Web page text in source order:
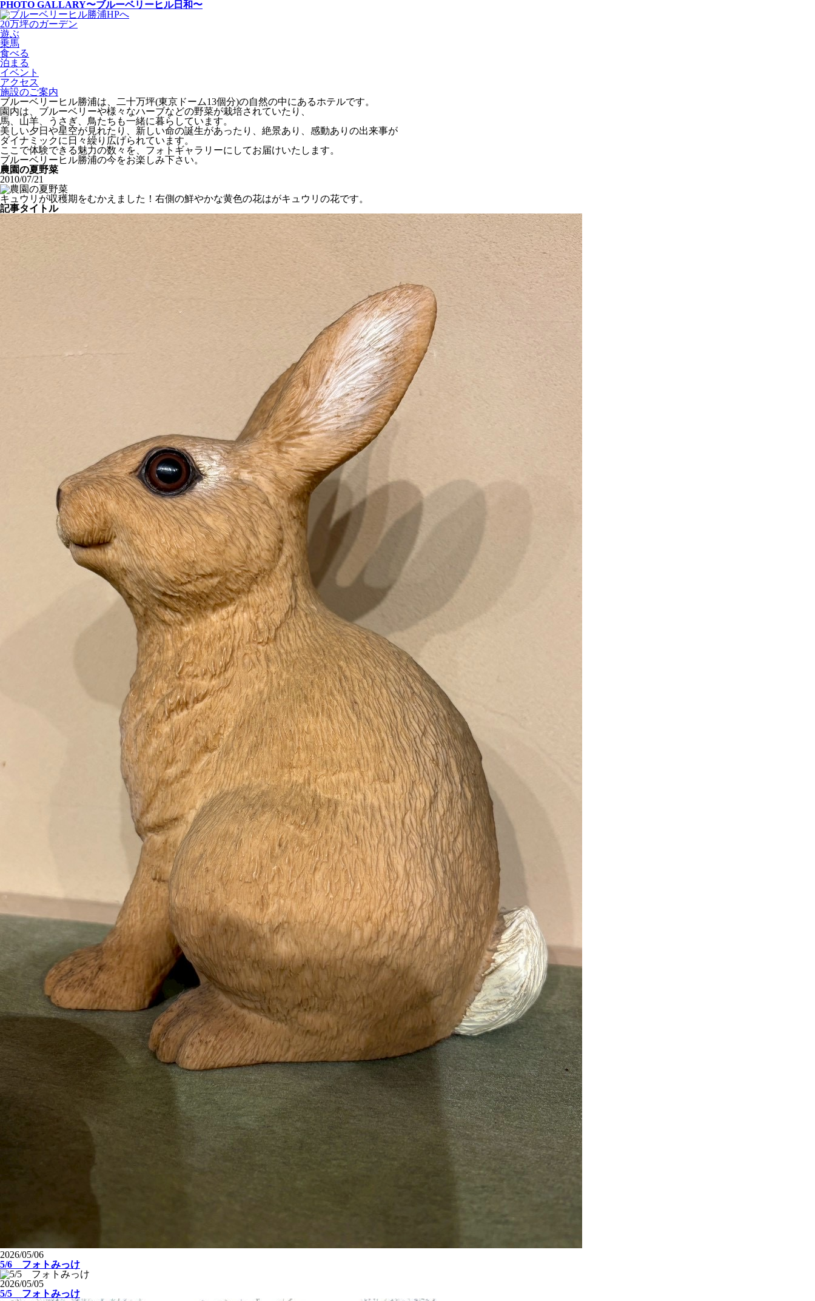
PHOTO GALLARY〜ブルーベリーヒル日和〜
20万坪のガーデン
遊ぶ
乗馬
食べる
泊まる
イベント
アクセス
施設のご案内
ブルーベリーヒル勝浦は、二十万坪(東京ドーム13個分)の自然の中にあるホテルです。
園内は、ブルーベリーや様々なハーブなどの野菜が栽培されていたり、
馬、山羊、うさぎ、鳥たちも一緒に暮らしています。
美しい夕日や星空が見れたり、新しい命の誕生があったり、絶景あり、感動ありの出来事が
ダイナミックに日々繰り広げられています。
ここで体験できる魅力の数々を、フォトギャラリーにしてお届けいたします。
ブルーベリーヒル勝浦の今をお楽しみ下さい。
農園の夏野菜
2010/07/21
キュウリが収穫期をむかえました！右側の鮮やかな黄色の花はがキュウリの花です。
記事タイトル
2026/05/06
5/6 フォトみっけ
2026/05/05
5/5 フォトみっけ